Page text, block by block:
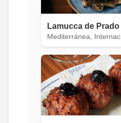
Lamucca de Prado
Mediterránea,